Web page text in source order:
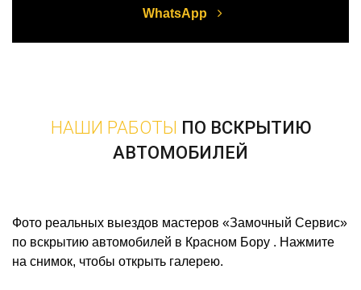
WhatsApp
НАШИ РАБОТЫ ПО ВСКРЫТИЮ
АВТОМОБИЛЕЙ
Фото реальных выездов мастеров «Замочный Сервис»
по вскрытию автомобилей в Красном Бору . Нажмите
на снимок, чтобы открыть галерею.